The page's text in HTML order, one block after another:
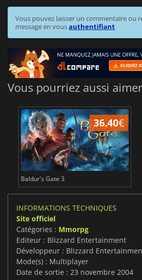
Vous pouvez laisser un commentaire ou
message en vousauthentifiant
Vous pourriez aussi aimer
36.40€
Baldur's Gate 3
INFORMATIONS TECHNIQUES
Site officiel
Catégories : Mmorpg
Editeur : Blizzard Entertainment
Développeur : Blizzard
Mode(s) : Multiplayer
Date de sortie : 23 novembre 2004